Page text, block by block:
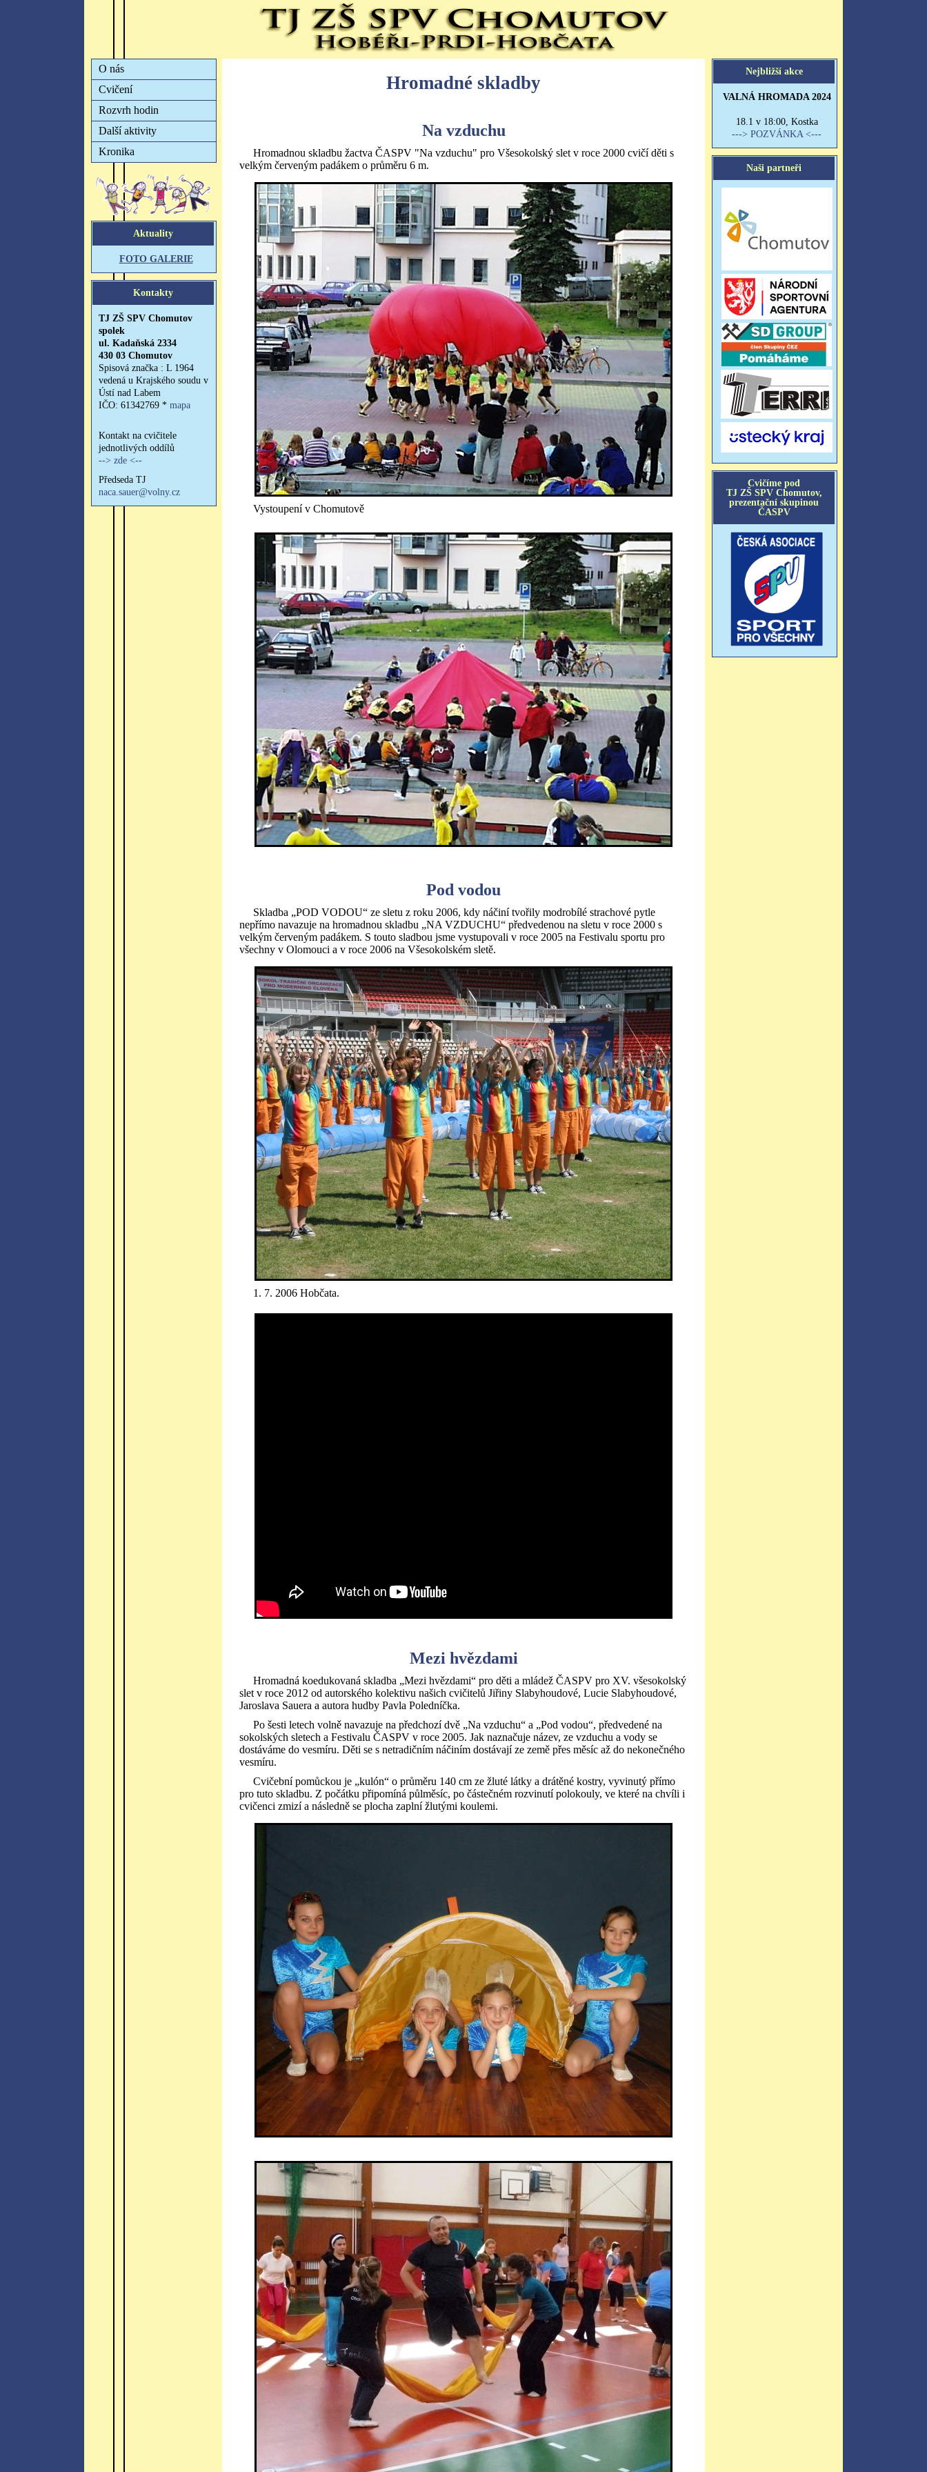
Hromadné skladby
Na vzduchu
Hromadnou skladbu žactva ČASPV "Na vzduchu" pro Všesokolský slet v roce 2000 cvičí děti s
velkým červeným padákem o průměru 6 m.
Vystoupení v Chomutově
Pod vodou
Skladba „POD VODOU“ ze sletu z roku 2006, kdy náčiní tvořily modrobílé strachové pytle
nepřímo navazuje na hromadnou skladbu „NA VZDUCHU“ předvedenou na sletu v roce 2000 s
velkým červeným padákem. S touto sladbou jsme vystupovali v roce 2005 na Festivalu sportu pro
všechny v Olomouci a v roce 2006 na Všesokolském sletě.
1. 7. 2006 Hobčata.
Mezi hvězdami
Hromadná koedukovaná skladba „Mezi hvězdami“ pro děti a mládež ČASPV pro XV. všesokolský
slet v roce 2012 od autorského kolektivu našich cvičitelů Jiřiny Slabyhoudové, Lucie Slabyhoudové,
Jaroslava Sauera a autora hudby Pavla Poledníčka.
Po šesti letech volně navazuje na předchozí dvě „Na vzduchu“ a „Pod vodou“, předvedené na
sokolských sletech a Festivalu ČASPV v roce 2005. Jak naznačuje název, ze vzduchu a vody se
dostáváme do vesmíru. Děti se s netradičním náčiním dostávají ze země přes měsíc až do nekonečného
vesmíru.
Cvičební pomůckou je „kulón“ o průměru 140 cm ze žluté látky a drátěné kostry, vyvinutý přímo
pro tuto skladbu. Z počátku připomíná půlměsíc, po částečném rozvinutí polokouly, ve které na chvíli i
cvičenci zmizí a následně se plocha zaplní žlutými koulemi.